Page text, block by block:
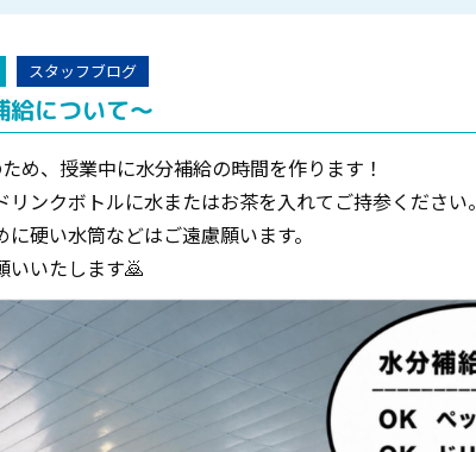
スタッフブログ
給について～
め、授業中に水分補給の時間を作ります！
ンクボトルに水またはお茶を入れてご持参ください。
硬い水筒などはご遠慮願います。
いいたします🙇